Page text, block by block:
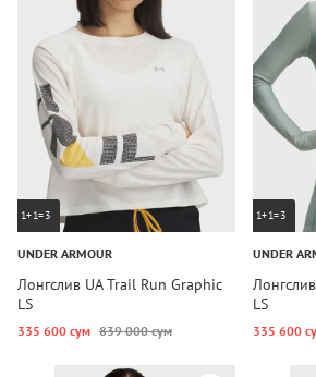
1+1=3
UNDER ARMOUR
Лонгслив UA Trail Run Graphic
LS
335 600 сум 839 000 сум
1+1=3
UNDER
LS
335 600